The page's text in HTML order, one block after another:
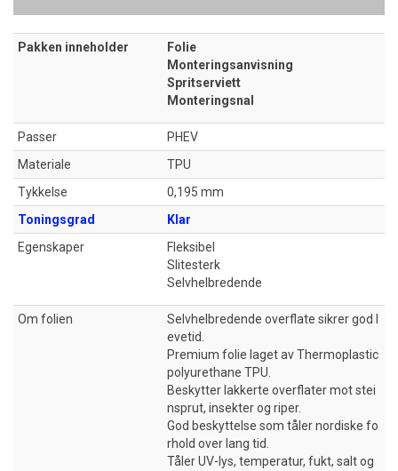
Pakken inneholder
Folie
Monteringsanvisning
Spritserviett
Monteringsnal
Passer
PHEV
Materiale
TPU
Tykkelse
0,195 mm
Toningsgrad
Klar
Egenskaper
Fleksibel
Slitesterk
Selvhelbredende
Om folien
Selvhelbredende overflate sikrer god l
evetid.
Premium folie laget av Thermoplastic
polyurethane TPU.
Beskytter lakkerte overflater mot stei
nsprut, insekter og riper.
God beskyttelse som tåler nordiske fo
rhold over lang tid.
Tåler UV-lys, temperatur, fukt, salt og